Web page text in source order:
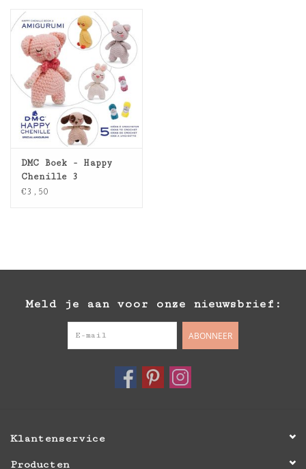
DMC Boek - Happy
Chenille 3
€3,50
Meld je aan voor onze nieuwsbrief:
ABONNEER
Klantenservice
Producten